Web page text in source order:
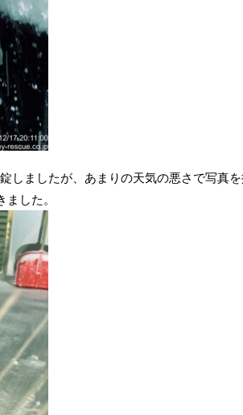
しましたが、あまりの天気の悪さで写真を
した。